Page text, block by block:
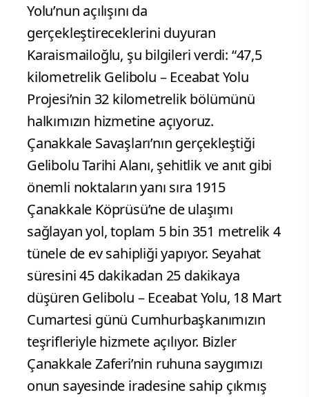
Yolu’nun açılışını da
gerçekleştireceklerini duyuran
Karaismailoğlu, şu bilgileri verdi: “47,5
kilometrelik Gelibolu – Eceabat Yolu
Projesi’nin 32 kilometrelik bölümünü
halkımızın hizmetine açıyoruz.
Çanakkale Savaşları’nın gerçekleştiği
Gelibolu Tarihi Alanı, şehitlik ve anıt gibi
önemli noktaların yanı sıra 1915
Çanakkale Köprüsü’ne de ulaşımı
sağlayan yol, toplam 5 bin 351 metrelik 4
tünele de ev sahipliği yapıyor. Seyahat
süresini 45 dakikadan 25 dakikaya
düşüren Gelibolu – Eceabat Yolu, 18 Mart
Cumartesi günü Cumhurbaşkanımızın
teşrifleriyle hizmete açılıyor. Bizler
Çanakkale Zaferi’nin ruhuna saygımızı
onun sayesinde iradesine sahip çıkmış